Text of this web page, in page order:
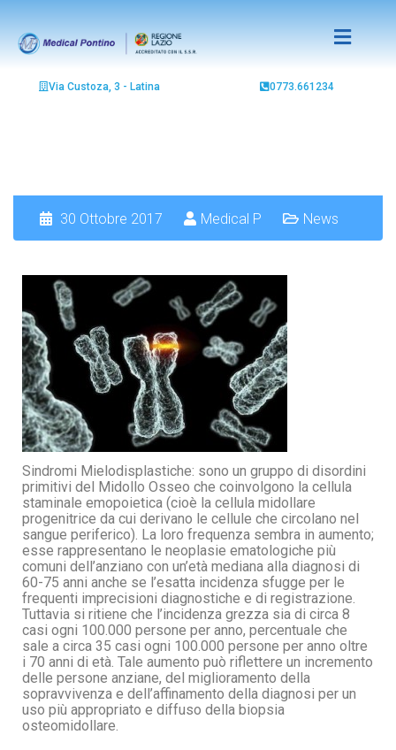
0773.661234
Via Custoza, 3 - Latina
30 Ottobre 2017 Medical P News
Sindromi Mielodisplastiche: sono un gruppo di disordini
primitivi del Midollo Osseo che coinvolgono la cellula
staminale emopoietica (cioè la cellula midollare
progenitrice da cui derivano le cellule che circolano nel
sangue periferico). La loro frequenza sembra in aumento;
esse rappresentano le neoplasie ematologiche più
comuni dell’anziano con un’età mediana alla diagnosi di
60-75 anni anche se l’esatta incidenza sfugge per le
frequenti imprecisioni diagnostiche e di registrazione.
Tuttavia si ritiene che l’incidenza grezza sia di circa 8
casi ogni 100.000 persone per anno, percentuale che
sale a circa 35 casi ogni 100.000 persone per anno oltre
i 70 anni di età. Tale aumento può riflettere un incremento
delle persone anziane, del miglioramento della
sopravvivenza e dell’affinamento della diagnosi per un
uso più appropriato e diffuso della biopsia
osteomidollare.